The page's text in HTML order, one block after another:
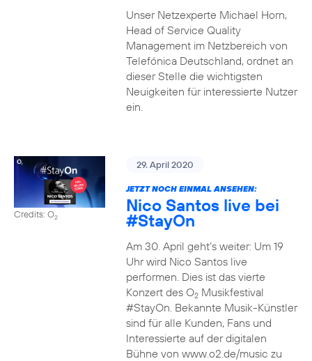
Unser Netzexperte Michael Horn,
Head of Service Quality
Management im Netzbereich von
Telefónica Deutschland, ordnet an
dieser Stelle die wichtigsten
Neuigkeiten für interessierte Nutzer
ein.
Credits: O2
29. April 2020
JETZT NOCH EINMAL ANSEHEN:
Nico Santos live bei
#StayOn
Am 30. April geht’s weiter: Um 19
Uhr wird Nico Santos live
performen. Dies ist das vierte
Konzert des O2Musikfestival
#StayOn. Bekannte Musik-Künstler
sind für alle Kunden, Fans und
Interessierte auf der digitalen
Bühne von www.o2.de/music zu